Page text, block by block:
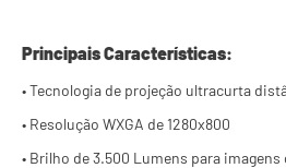
Principais Características:
• Tecnologia de projeção ultracurta
• Resolução WXGA de 1280x800
• Brilho de 3.500 Lumens para